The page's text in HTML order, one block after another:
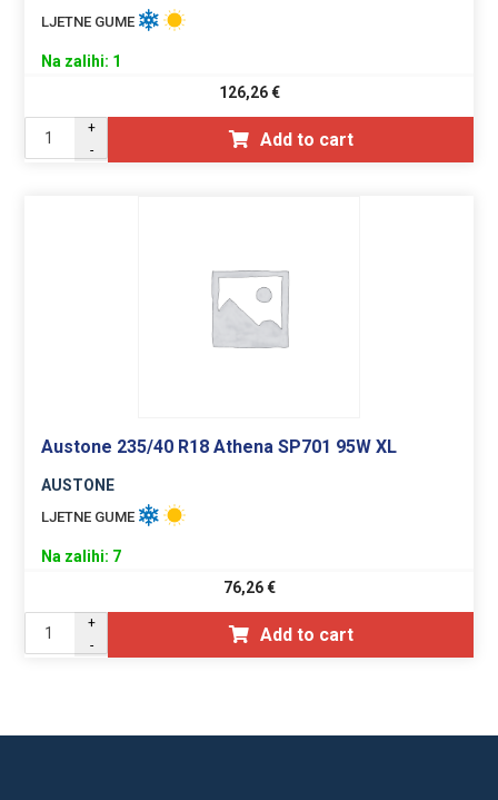
LJETNE GUME
Na zalihi: 1
126,26€
+
-
Add to cart
Austone 235/40 R18 Athena SP701 95W XL
AUSTONE
LJETNE GUME
Na zalihi: 7
76,26€
+
-
Add to cart